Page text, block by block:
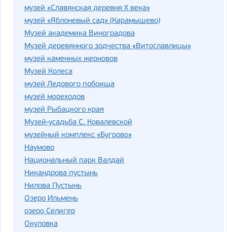
музей «Славянская деревня X века»
музей «Яблоневый сад» (Карамышево)
Музей академика Виноградова
Музей деревянного зодчества «Витославлицы»
музей каменных жерновов
Музей Колеса
музей Ледового побоища
музей мореходов
музей Рыбацкого края
Музей-усадьба С. Ковалевской
музейный комплекс «Бугрово»
Наумово
Национальный парк Валдай
Никандрова пустынь
Нилова Пустынь
Озеро Ильмень
озеро Селигер
Окуловка